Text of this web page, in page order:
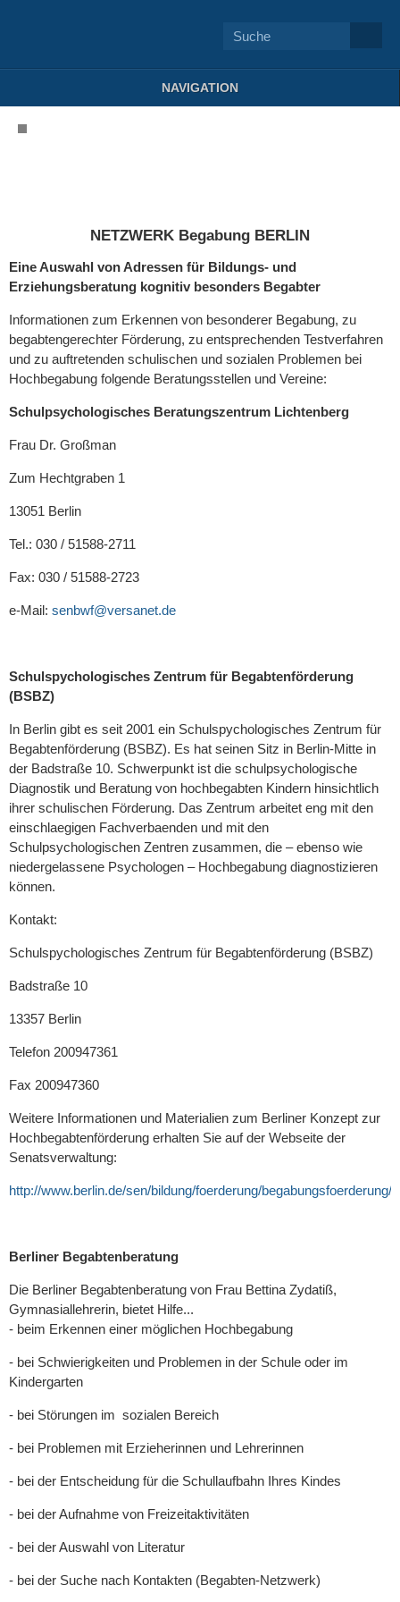
NAVIGATION
NETZWERK Begabung BERLIN
Eine Auswahl von Adressen für Bildungs- und
Erziehungsberatung kognitiv besonders Begabter
Informationen zum Erkennen von besonderer Begabung, zu
begabtengerechter Förderung, zu entsprechenden Testverfahren
und zu auftretenden schulischen und sozialen Problemen bei
Hochbegabung folgende Beratungsstellen und Vereine:
Schulpsychologisches Beratungszentrum Lichtenberg
Frau Dr. Großman
Zum Hechtgraben 1
13051 Berlin
Tel.: 030 / 51588-2711
Fax: 030 / 51588-2723
e-Mail: senbwf@versanet.de
Schulspychologisches Zentrum für Begabtenförderung
(BSBZ)
In Berlin gibt es seit 2001 ein Schulspychologisches Zentrum für
Begabtenförderung (BSBZ). Es hat seinen Sitz in Berlin-Mitte in
der Badstraße 10. Schwerpunkt ist die schulpsychologische
Diagnostik und Beratung von hochbegab­ten Kindern hinsichtlich
ihrer schulischen Förderung. Das Zentrum arbeitet eng mit den
einschlaegigen Fachverbaenden und mit den
Schulpsychologischen Zentren zusammen, die – ebenso wie
niedergelassene Psychologen – Hochbegabung diagnostizieren
können.
Kontakt:
Schulspychologisches Zentrum für Begabtenförderung (BSBZ)
Badstraße 10
13357 Berlin
Telefon 200947361
Fax 200947360
Weitere Informationen und Materialien zum Berliner Konzept zur
Hochbegabtenförderung erhalten Sie auf der Webseite der
Senatsverwaltung:
http://www.berlin.de/sen/bildung/foerderung/begabungsfoerderung/
Berliner Begabtenberatung
Die Berliner Begabtenberatung von Frau Bettina Zydatiß,
Gymnasiallehrerin, bietet Hilfe...
- beim Erkennen einer möglichen Hochbegabung
- bei Schwierigkeiten und Problemen in der Schule oder im
Kindergarten
- bei Störungen im sozialen Bereich
- bei Problemen mit Erzieherinnen und Lehrerinnen
- bei der Entscheidung für die Schullaufbahn Ihres Kindes
- bei der Aufnahme von Freizeitaktivitäten
- bei der Auswahl von Literatur
- bei der Suche nach Kontakten (Begabten-Netzwerk)